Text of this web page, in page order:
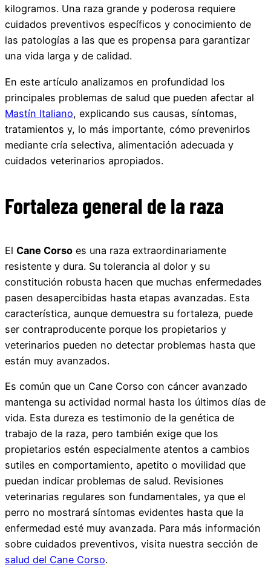
kilogramos. Una raza grande y poderosa requiere
cuidados preventivos específicos y conocimiento de
las patologías a las que es propensa para garantizar
una vida larga y de calidad.
En este artículo analizamos en profundidad los
principales problemas de salud que pueden afectar al
Mastín Italiano, explicando sus causas, síntomas,
tratamientos y, lo más importante, cómo prevenirlos
mediante cría selectiva, alimentación adecuada y
cuidados veterinarios apropiados.
Fortaleza general de la raza
El Cane Corso es una raza extraordinariamente
resistente y dura. Su tolerancia al dolor y su
constitución robusta hacen que muchas enfermedades
pasen desapercibidas hasta etapas avanzadas. Esta
característica, aunque demuestra su fortaleza, puede
ser contraproducente porque los propietarios y
veterinarios pueden no detectar problemas hasta que
están muy avanzados.
Es común que un Cane Corso con cáncer avanzado
mantenga su actividad normal hasta los últimos días de
vida. Esta dureza es testimonio de la genética de
trabajo de la raza, pero también exige que los
propietarios estén especialmente atentos a cambios
sutiles en comportamiento, apetito o movilidad que
puedan indicar problemas de salud. Revisiones
veterinarias regulares son fundamentales, ya que el
perro no mostrará síntomas evidentes hasta que la
enfermedad esté muy avanzada. Para más información
sobre cuidados preventivos, visita nuestra sección de
salud del Cane Corso.